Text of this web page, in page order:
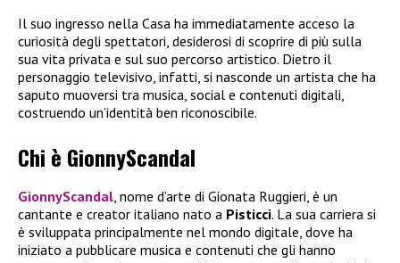
Il suo ingresso nella Casa ha immediatamente acceso la
curiosità degli spettatori, desiderosi di scoprire di più sulla
sua vita privata e sul suo percorso artistico. Dietro il
personaggio televisivo, infatti, si nasconde un artista che ha
saputo muoversi tra musica, social e contenuti digitali,
costruendo un’identità ben riconoscibile.
Chi è GionnyScandal
GionnyScandal, nome d’arte di Gionata Ruggieri, è un
cantante e creator italiano nato a Pisticci. La sua carriera si
è sviluppata principalmente nel mondo digitale, dove ha
iniziato a pubblicare musica e contenuti che gli hanno